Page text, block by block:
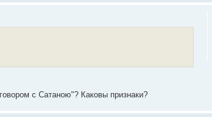
с Сатаною"? Каковы признаки?